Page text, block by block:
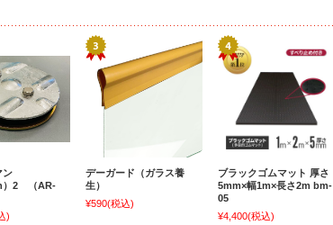
ン
）2 （AR-
)
デーガード（ガラス養
生）
¥590(税込)
ブラックゴムマット 厚さ
5mm×幅1m×長さ2m bm-
05
¥4,400(税込)